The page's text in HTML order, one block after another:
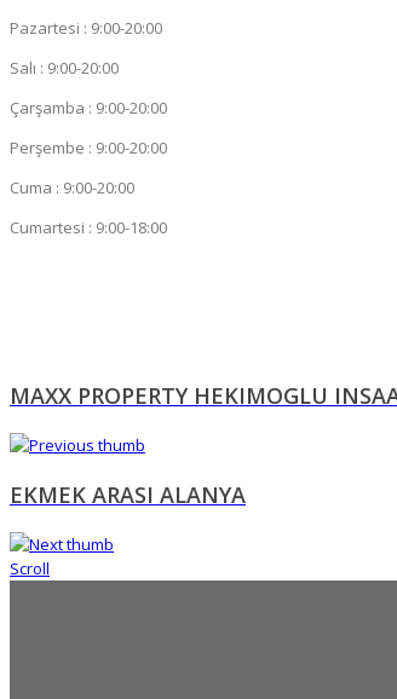
Pazartesi : 9:00-20:00
Salı : 9:00-20:00
Çarşamba : 9:00-20:00
Perşembe : 9:00-20:00
Cuma : 9:00-20:00
Cumartesi : 9:00-18:00
MAXX PROPERTY HEKIMOGLU
EKMEK ARASI ALANYA
Scroll